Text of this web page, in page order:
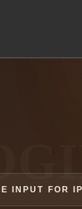
INPUT FOR